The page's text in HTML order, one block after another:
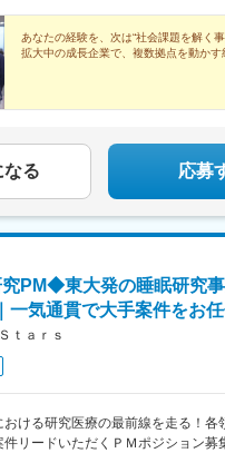
ください。《養成期間後の勤務地》
住まいの地域又はジェネラルマネー
事業部について》障害福祉事業では
ープホーム」、高齢者事業では「訪
。配属に関しては、適性や条件等
定。あなたの適性や能力を活かせる
談ください。☆引越し手当支給・借
あなたの経験を、次は“社会課題を解く
拡大中の成長企業で、複数拠点を動かす
なる 応募
究PM◆東大発の睡眠研究
一気通貫で大手案件をお
ｔａｒｓ
おける研究医療の最前線を走る！各
件リードいただくＰＭポジション募